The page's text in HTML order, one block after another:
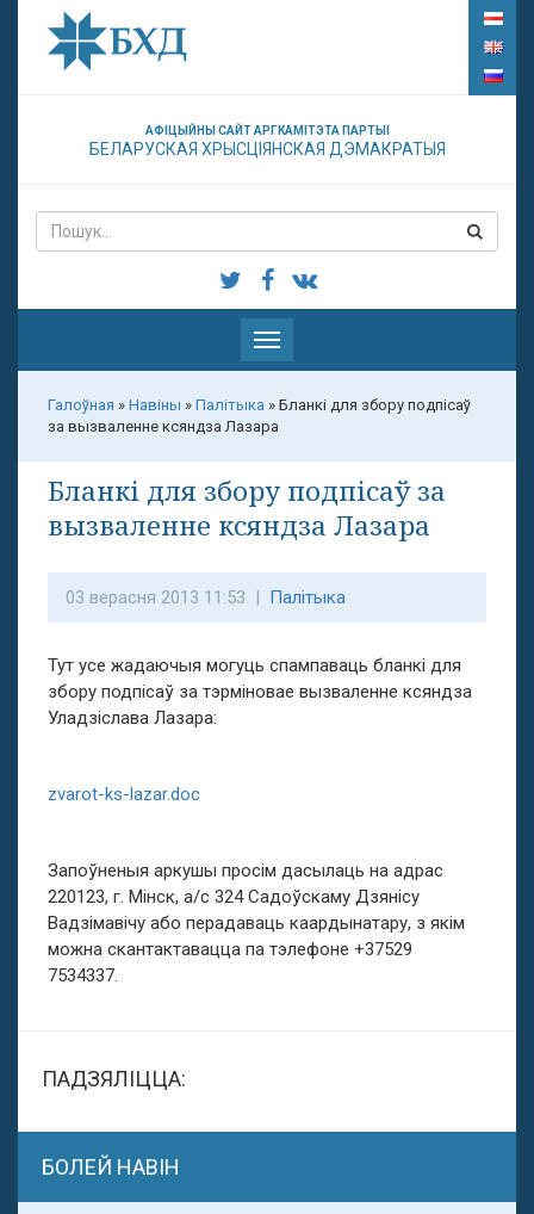
АФІЦЫЙНЫ САЙТ АРГКАМІТЭТА ПАРТЫІ
БЕЛАРУСКАЯ ХРЫСЦІЯНСКАЯ ДЭМАКРАТЫЯ
Паказаць
меню
Галоўная » Навіны » Палітыка » Бланкі для збору подпісаў
за вызваленне ксяндза Лазара
Бланкі для збору подпісаў за
вызваленне ксяндза Лазара
03 верасня 2013 11:53 | Палітыка
Тут усе жадаючыя могуць спампаваць бланкі для
збору подпісаў за тэрміновае вызваленне ксяндза
Уладзіслава Лазара:
zvarot-ks-lazar.doc
Запоўненыя аркушы просім дасылаць на адрас
220123, г. Мінск, а/с 324 Садоўскаму Дзянісу
Вадзімавічу або перадаваць каардынатару, з якім
можна скантактавацца па тэлефоне +37529
7534337.
ПАДЗЯЛІЦЦА:
БОЛЕЙ НАВІН